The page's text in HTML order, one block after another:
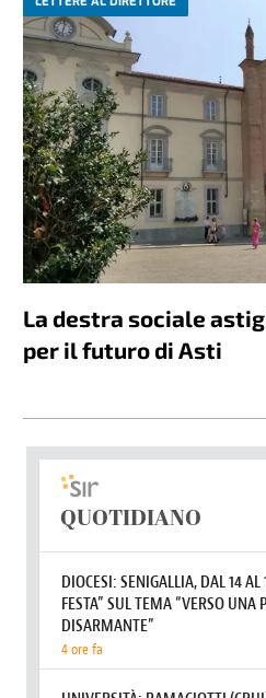
La destra sociale
per il futuro di Asti